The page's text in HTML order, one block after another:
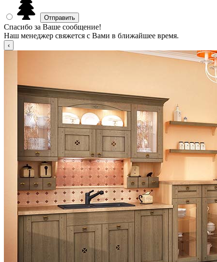
Спасибо за Ваше сообщение!
Наш менеджер свяжется с Вами в ближайшее время.